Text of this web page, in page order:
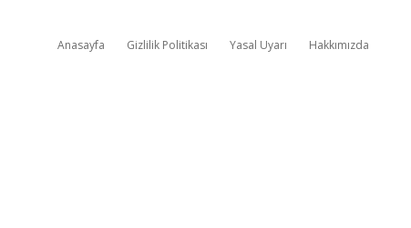
Anasayfa Gizlilik Politikası Yasal Uyarı Hakkımızda